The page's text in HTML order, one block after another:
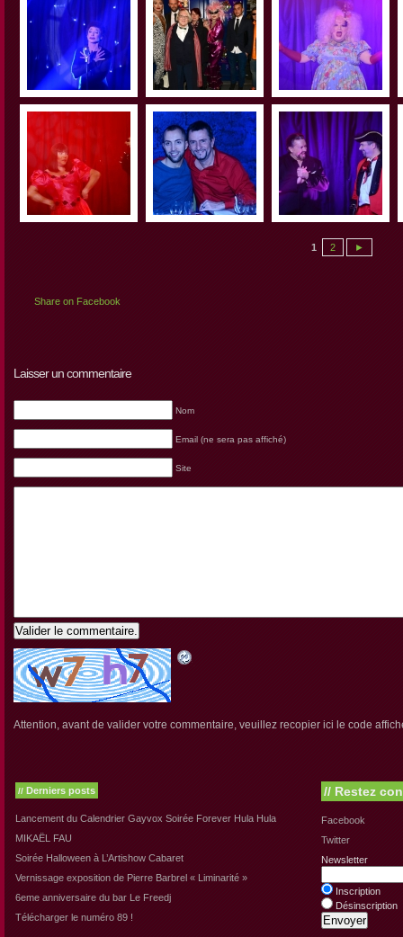
1 2 ►
Share on Facebook
Laisser un commentaire
Nom
Email (ne sera pas affiché)
Site
Valider le commentaire.
Attention, avant de valider votre commentaire, veuillez recopier ici le code
// Derniers posts
Lancement du Calendrier Gayvox Soirée Forever Hula Hula
MIKAËL FAU
Soirée Halloween à L’Artishow Cabaret
Vernissage exposition de Pierre Barbrel « Liminarité »
6eme anniversaire du bar Le Freedj
Télécharger le numéro 89 !
// Restez
Facebook
Twitter
Newsletter
Inscription
Désinscription